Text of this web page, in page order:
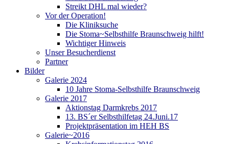
Streikt DHL mal wieder?
Vor der Operation!
Die Kliniksuche
Die Stoma~Selbsthilfe Braunschweig hilft!
Wichtiger Hinweis
Unser Besucherdienst
Partner
Bilder
Galerie 2024
10 Jahre Stoma-Selbsthilfe Braunschweig
Galerie 2017
Aktionstag Darmkrebs 2017
13. BS´er Selbsthilfetag 24.Juni.17
Projektpräsentation im HEH BS
Galerie~2016